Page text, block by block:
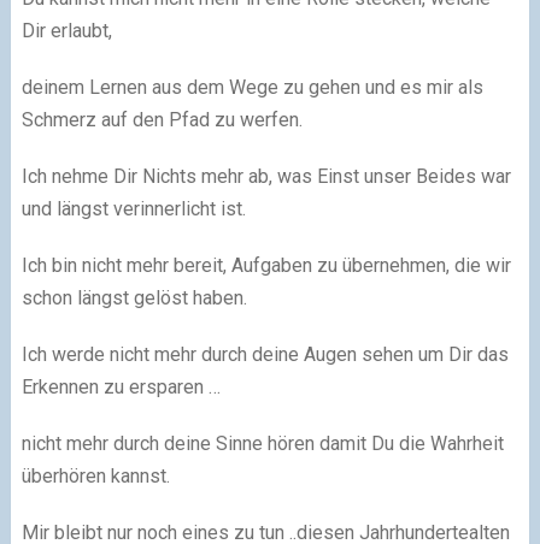
Dir erlaubt,
deinem Lernen aus dem Wege zu gehen und es mir als
Schmerz auf den Pfad zu werfen.
Ich nehme Dir Nichts mehr ab, was Einst unser Beides war
und längst verinnerlicht ist.
Ich bin nicht mehr bereit, Aufgaben zu übernehmen, die wir
schon längst gelöst haben.
Ich werde nicht mehr durch deine Augen sehen um Dir das
Erkennen zu ersparen …
nicht mehr durch deine Sinne hören damit Du die Wahrheit
überhören kannst.
Mir bleibt nur noch eines zu tun ..diesen Jahrhundertealten